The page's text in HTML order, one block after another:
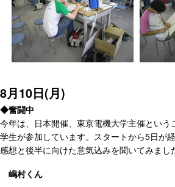
8月10日(月)
◆奮闘中
今年は、日本開催、東京電機大学主催とい
学生が参加しています。スタートから5日が
感想と後半に向けた意気込みを聞いてみまし
嶋村くん